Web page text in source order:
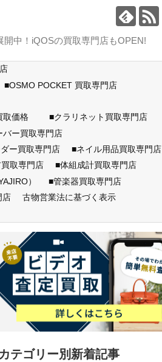
中！iQOSの買取専門店もOPEN!
■OSMO POCKET 買取専門店
取価格
■クラリネット買取専門店
バー買取専門店
ー買取専門店
■ネイル用品買取専門店
取専門店
■体組成計買取専門店
）
■管楽器買取専門店
店 古物営業法に基づく表示
カテゴリー別新着記事